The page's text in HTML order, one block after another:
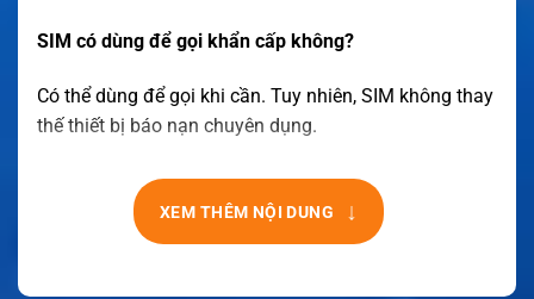
SIM có dùng để gọi khẩn cấp không?
Có thể dùng để gọi khi cần. Tuy nhiên, SIM không thay
thế thiết bị báo nạn chuyên dụng.
XEM THÊM NỘI DUNG ↓